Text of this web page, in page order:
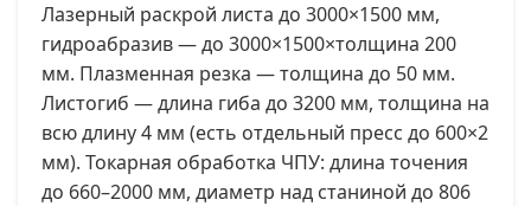
Лазерный раскрой листа до 3000×1500 мм,
гидроабразив — до 3000×1500×толщина 200
мм. Плазменная резка — толщина до 50 мм.
Листогиб — длина гиба до 3200 мм, толщина на
всю длину 4 мм (есть отдельный пресс до 600×2
мм). Токарная обработка ЧПУ: длина точения
до 660–2000 мм, диаметр над станиной до 806